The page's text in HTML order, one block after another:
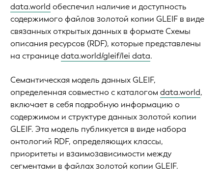
data.world обеспечил наличие и доступность
содержимого файлов золотой копии GLEIF в виде
связанных открытых данных в формате Схемы
описания ресурсов (RDF), которые представлены
на страницеdata.world/gleif/lei data.
Семантическая модель данных GLEIF,
определенная совместно с каталогом data.world,
включает в себя подробную информацию о
содержимом и структуре данных золотой копии
GLEIF. Эта модель публикуется в виде набора
онтологий RDF, определяющих классы,
приоритеты и взаимозависимости между
сегментами в файлах золотой копии GLEIF.